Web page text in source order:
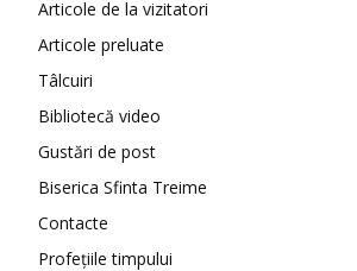
Articole de la vizitatori
Articole preluate
Tâlcuiri
Bibliotecă video
Gustări de post
Biserica Sfinta Treime
Contacte
Profețiile timpului